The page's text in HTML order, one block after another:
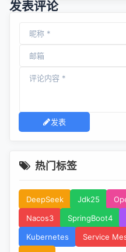
发表评论
发表
热门标签
DeepSeek Jdk25
Nacos3
SpringBoot4
Kubernetes
Service